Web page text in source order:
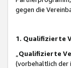
gegen die
1. Qualifizierte
Qualifizierte
(vorbehaltlich der